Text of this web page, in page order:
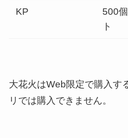
KP
500
ト
大花火はWeb限定で購入す
リでは購入できません。